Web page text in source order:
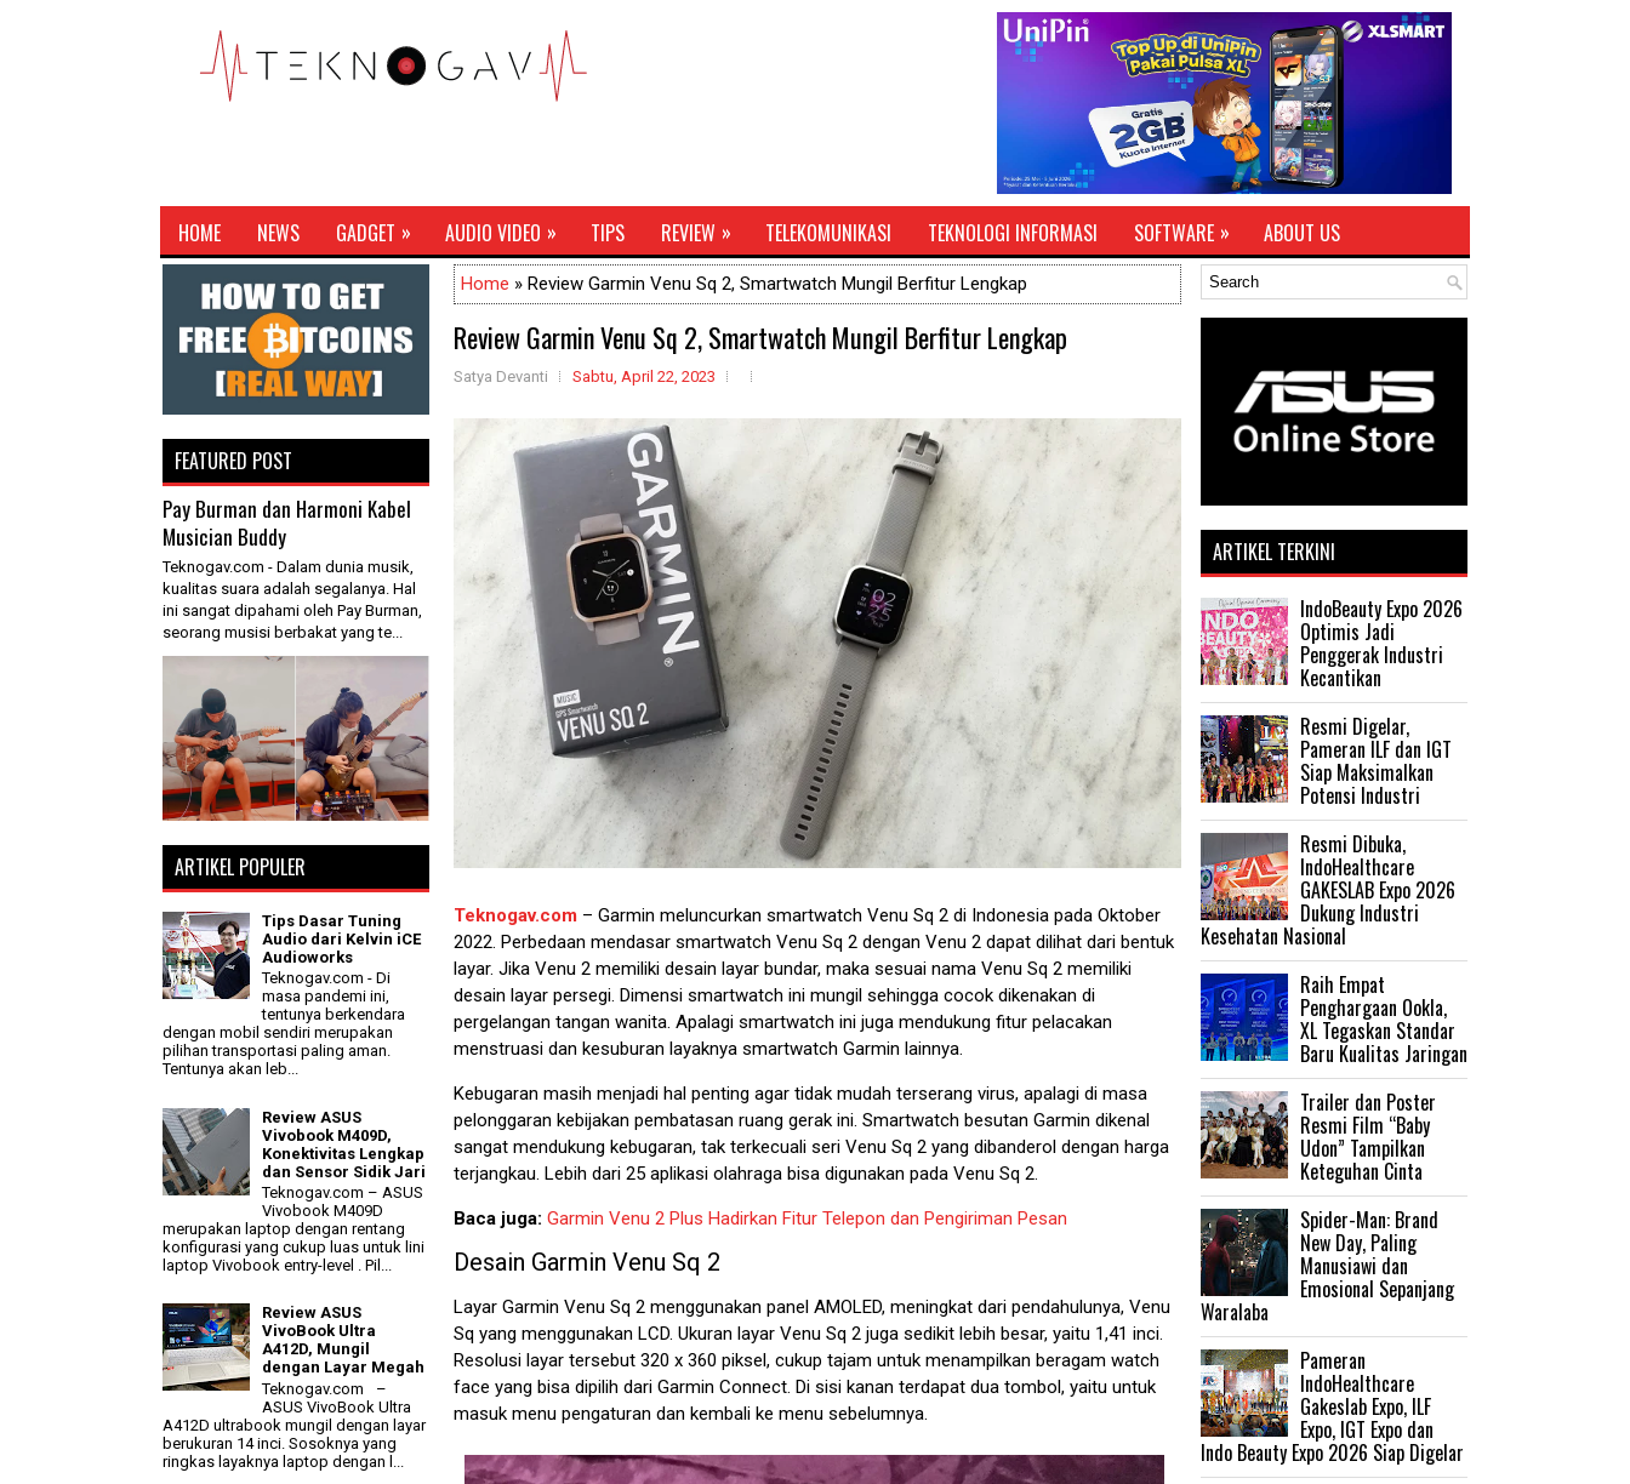
HOME NEWS GADGET » AUDIO VIDEO » TIPS REVIEW » TELEKOMUNIKASI TEKNOLOGI INFORMASI SOFTWARE » ABOUT US
Home » Review Garmin Venu Sq 2, Smartwatch Mungil Berfitur Lengkap
Review Garmin Venu Sq 2, Smartwatch Mungil Berfitur Lengkap
Satya Devanti Sabtu, April 22, 2023
Teknogav.com – Garmin meluncurkan smartwatch Venu Sq 2 di Indonesia pada Oktober
2022. Perbedaan mendasar smartwatch Venu Sq 2 dengan Venu 2 dapat dilihat dari bentuk
layar. Jika Venu 2 memiliki desain layar bundar, maka sesuai nama Venu Sq 2 memiliki
desain layar persegi. Dimensi smartwatch ini mungil sehingga cocok dikenakan di
pergelangan tangan wanita. Apalagi smartwatch ini juga mendukung fitur pelacakan
menstruasi dan kesuburan layaknya smartwatch Garmin lainnya.
Kebugaran masih menjadi hal penting agar tidak mudah terserang virus, apalagi di masa
pelonggaran kebijakan pembatasan ruang gerak ini. Smartwatch besutan Garmin dikenal
sangat mendukung kebugaran, tak terkecuali seri Venu Sq 2 yang dibanderol dengan harga
terjangkau. Lebih dari 25 aplikasi olahraga bisa digunakan pada Venu Sq 2.
Baca juga: Garmin Venu 2 Plus Hadirkan Fitur Telepon dan Pengiriman Pesan
Desain Garmin Venu Sq 2
Layar Garmin Venu Sq 2 menggunakan panel AMOLED, meningkat dari pendahulunya, Venu
Sq yang menggunakan LCD. Ukuran layar Venu Sq 2 juga sedikit lebih besar, yaitu 1,41 inci.
Resolusi layar tersebut 320 x 360 piksel, cukup tajam untuk menampilkan beragam watch
face yang bisa dipilih dari Garmin Connect. Di sisi kanan terdapat dua tombol, yaitu untuk
masuk menu pengaturan dan kembali ke menu sebelumnya.
FEATURED POST
Pay Burman dan Harmoni Kabel
Musician Buddy
Teknogav.com - Dalam dunia musik,
kualitas suara adalah segalanya. Hal
ini sangat dipahami oleh Pay Burman,
seorang musisi berbakat yang te...
ARTIKEL POPULER
Tips Dasar Tuning
Audio dari Kelvin iCE
Audioworks
Teknogav.com - Di
masa pandemi ini,
tentunya berkendara
dengan mobil sendiri merupakan
pilihan transportasi paling aman.
Tentunya akan leb...
Review ASUS
Vivobook M409D,
Konektivitas Lengkap
dan Sensor Sidik Jari
Teknogav.com – ASUS
Vivobook M409D
merupakan laptop dengan rentang
konfigurasi yang cukup luas untuk lini
laptop Vivobook entry-level . Pil...
Review ASUS
VivoBook Ultra
A412D, Mungil
dengan Layar Megah
Teknogav.com –
ASUS VivoBook Ultra
A412D ultrabook mungil dengan layar
berukuran 14 inci. Sosoknya yang
ringkas layaknya laptop dengan l...
ARTIKEL TERKINI
IndoBeauty Expo 2026
Optimis Jadi
Penggerak Industri
Kecantikan
Resmi Digelar,
Pameran ILF dan IGT
Siap Maksimalkan
Potensi Industri
Resmi Dibuka,
IndoHealthcare
GAKESLAB Expo 2026
Dukung Industri
Kesehatan Nasional
Raih Empat
Penghargaan Ookla,
XL Tegaskan Standar
Baru Kualitas Jaringan
Trailer dan Poster
Resmi Film “Baby
Udon” Tampilkan
Keteguhan Cinta
‎Spider-Man: Brand
New Day, Paling
Manusiawi dan
Emosional Sepanjang
Waralaba
Pameran
IndoHealthcare
Gakeslab Expo, ILF
Expo, IGT Expo dan
Indo Beauty Expo 2026 Siap Digelar